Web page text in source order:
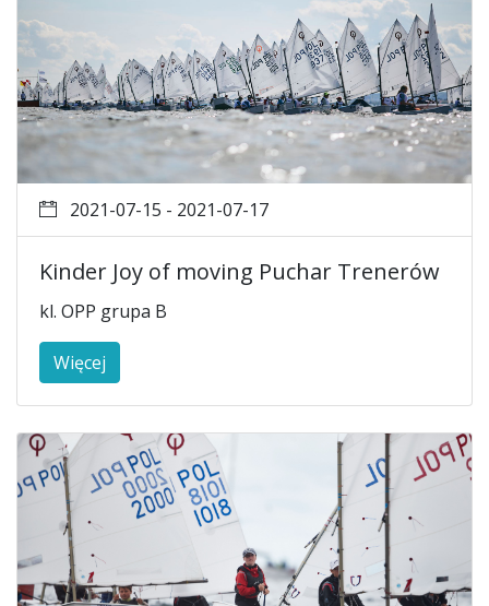
2021-07-15 - 2021-07-17
Kinder Joy of moving Puchar Trenerów
kl. OPP grupa B
Więcej